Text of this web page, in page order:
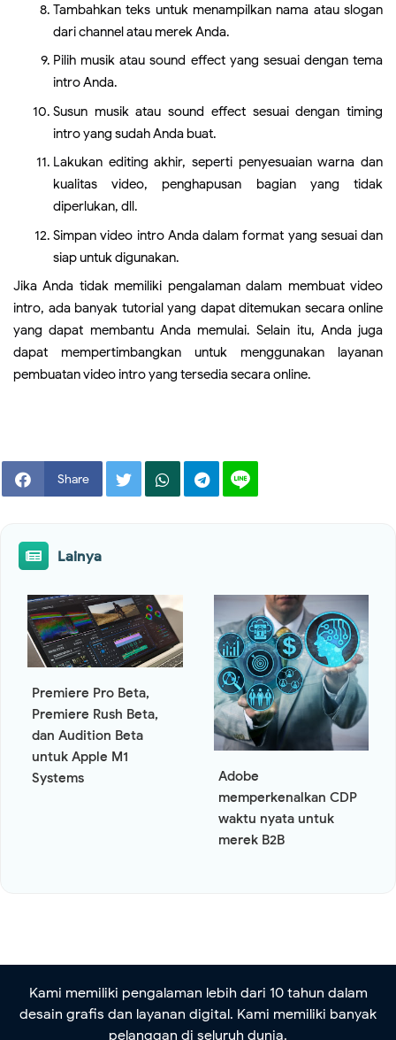
Tambahkan teks untuk menampilkan nama atau slogan
dari channel atau merek Anda.
Pilih musik atau sound effect yang sesuai dengan tema
intro Anda.
Susun musik atau sound effect sesuai dengan timing
intro yang sudah Anda buat.
Lakukan editing akhir, seperti penyesuaian warna dan
kualitas video, penghapusan bagian yang tidak
diperlukan, dll.
Simpan video intro Anda dalam format yang sesuai dan
siap untuk digunakan.
Jika Anda tidak memiliki pengalaman dalam membuat video
intro, ada banyak tutorial yang dapat ditemukan secara online
yang dapat membantu Anda memulai. Selain itu, Anda juga
dapat mempertimbangkan untuk menggunakan layanan
pembuatan video intro yang tersedia secara online.
Share
Lainya
Premiere Pro Beta,
Premiere Rush Beta,
dan Audition Beta
untuk Apple M1
Systems
Adobe
memperkenalkan CDP
waktu nyata untuk
merek B2B
Kami memiliki pengalaman lebih dari 10 tahun dalam
desain grafis dan layanan digital. Kami memiliki banyak
pelanggan di seluruh dunia.